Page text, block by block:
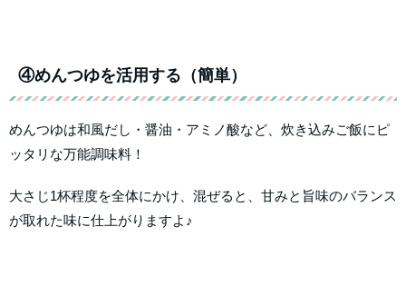
④めんつゆを活用する（簡単）
めんつゆは和風だし・醤油・アミノ酸など、炊き込みご飯にピ
ッタリな万能調味料！
大さじ1杯程度を全体にかけ、混ぜると、甘みと旨味のバランス
が取れた味に仕上がりますよ♪